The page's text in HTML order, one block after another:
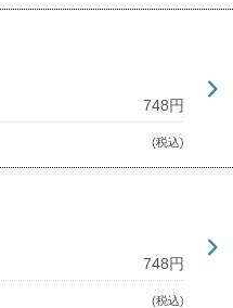
748円
(税込)
748円
(税込)